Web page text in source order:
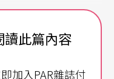
此篇內容
加入PAR雜誌付